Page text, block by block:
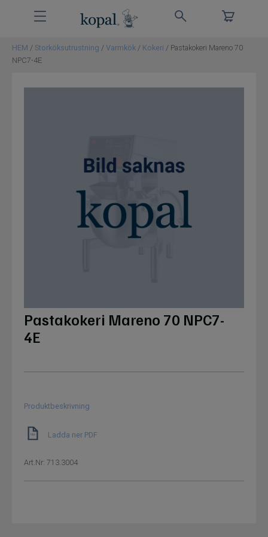
Storköksutrustning
HEM / Storköksutrustning / Varmkök / Kokeri / Pastakokeri Mareno 70
NPC7-4E
Pastakokeri Mareno 70 NPC7-
4E
Produktbeskrivning
Ladda ner PDF
Art.Nr: 713.3004